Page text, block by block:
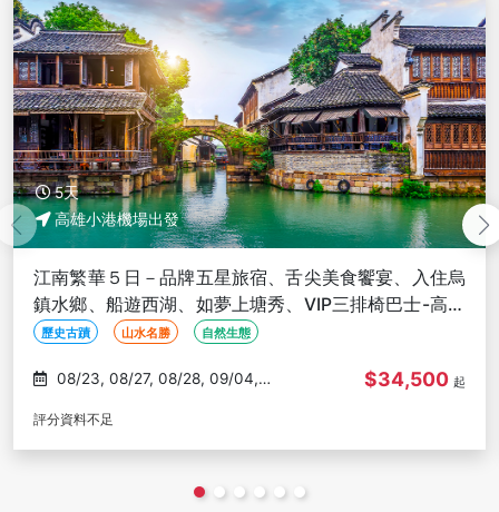
5天
高雄小港機場出發
江南繁華５日－品牌五星旅宿、舌尖美食饗宴、入住烏
鎮水鄉、船遊西湖、如夢上塘秀、VIP三排椅巴士-高雄
出發(文化參訪)
歷史古蹟 山水名勝 自然生態
$34,500 起
評分資料不足